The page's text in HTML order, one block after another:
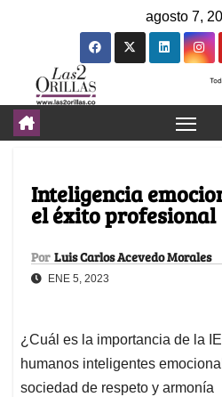
agosto 7,
Inteligencia
el éxito profesional
Por Luis Carlos Acevedo Morales
ENE 5, 2023
¿Cuál es la importancia de la
humanos inteligentes
sociedad de respeto y armonía